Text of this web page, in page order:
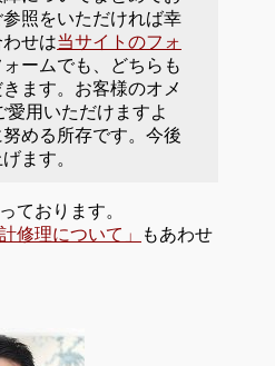
照をいただければ幸
せは当サイトのフォ
ームでも、どちらも
ます。お客様のオメ
愛用いただけますよ
める所存です。今後
ます。
ております。
計修理について」
もあわせ